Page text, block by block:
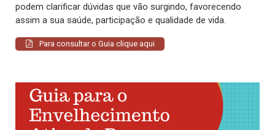
podem clarificar dúvidas que vão surgindo, favorecendo
assim a sua saúde, participação e qualidade de vida.
Para consultar o Guia clique aqui